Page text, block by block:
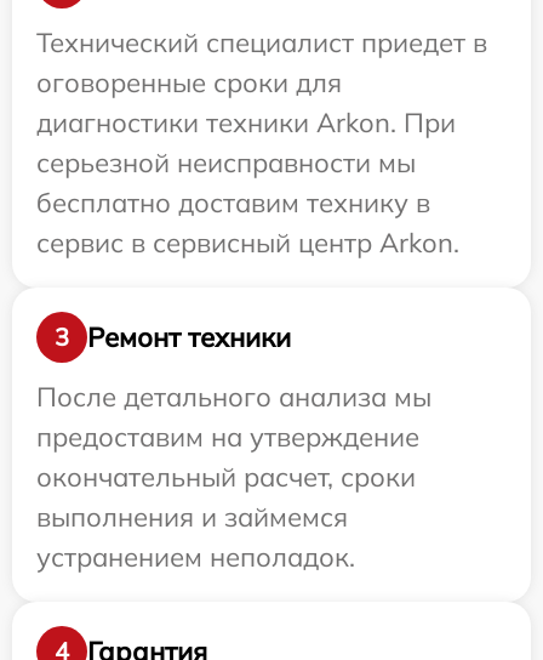
Технический специалист приедет в
оговоренные сроки для
диагностики техники Arkon. При
серьезной неисправности мы
бесплатно доставим технику в
сервис в сервисный центр Arkon.
3
Ремонт техники
После детального анализа мы
предоставим на утверждение
окончательный расчет, сроки
выполнения и займемся
устранением неполадок.
4
Гарантия